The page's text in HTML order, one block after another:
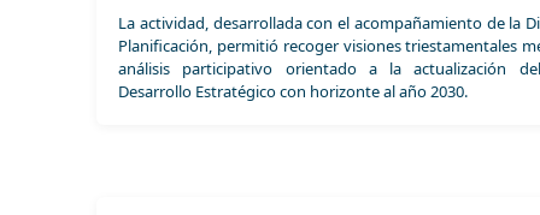
La actividad, desarrollada con el acompañamiento de la
Planificación, permitió recoger visiones triestamentales
análisis participativo orientado a la actualización
Desarrollo Estratégico con horizonte al año 2030.